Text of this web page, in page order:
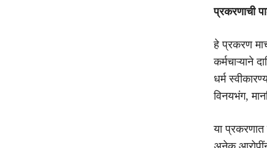
प्रकरणाची
हे प्रकरण
कर्मचाऱ्याने
धर्म
विनयभंग,
या